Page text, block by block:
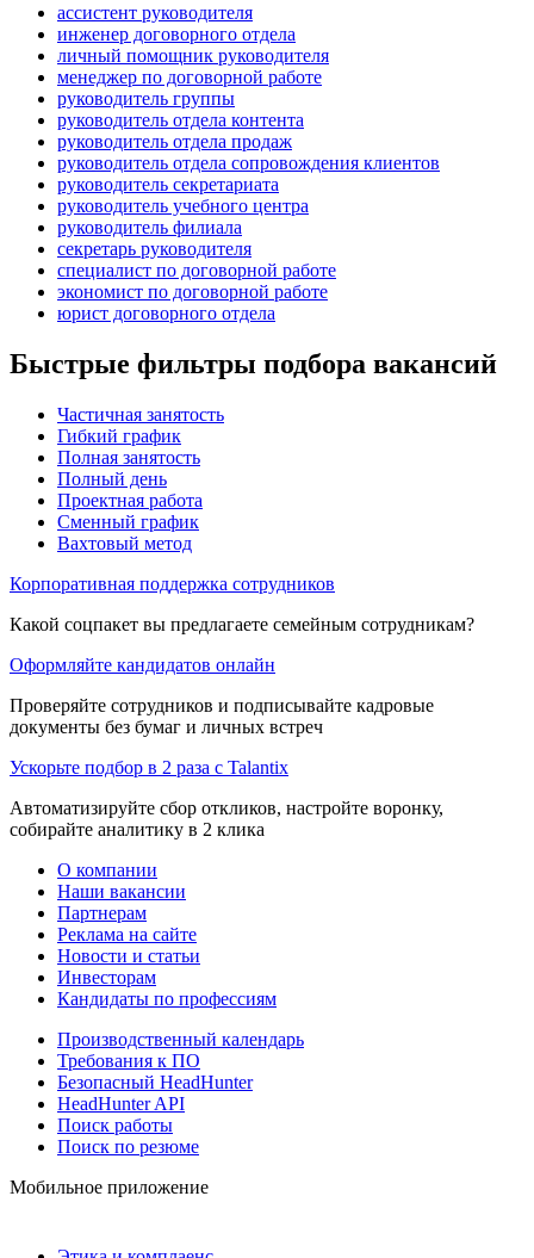
ассистент руководителя
инженер договорного отдела
личный помощник руководителя
менеджер по договорной работе
руководитель группы
руководитель отдела контента
руководитель отдела продаж
руководитель отдела сопровождения клиентов
руководитель секретариата
руководитель учебного центра
руководитель филиала
секретарь руководителя
специалист по договорной работе
экономист по договорной работе
юрист договорного отдела
Быстрые фильтры подбора вакансий
Частичная занятость
Гибкий график
Полная занятость
Полный день
Проектная работа
Сменный график
Вахтовый метод
Корпоративная поддержка сотрудников
Какой соцпакет вы предлагаете семейным сотрудникам?
Оформляйте кандидатов онлайн
Проверяйте сотрудников и подписывайте кадровые
документы без бумаг и личных встреч
Ускорьте подбор в 2 раза с Talantix
Автоматизируйте сбор откликов, настройте воронку,
собирайте аналитику в 2 клика
О компании
Наши вакансии
Партнерам
Реклама на сайте
Новости и статьи
Инвесторам
Кандидаты по профессиям
Производственный календарь
Требования к ПО
Безопасный HeadHunter
HeadHunter API
Поиск работы
Поиск по резюме
Мобильное приложение